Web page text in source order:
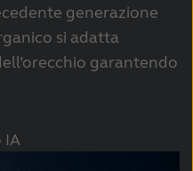
generazione
si adatta
garantendo
IA